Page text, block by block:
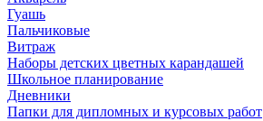
Гуашь
Пальчиковые
Витраж
Наборы детских цветных карандашей
Школьное планирование
Дневники
Папки для дипломных и курсовых работ